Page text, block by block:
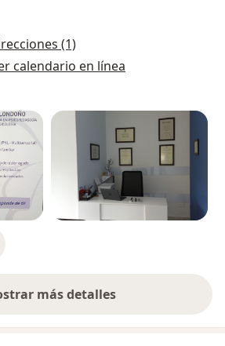
(1)
calendario en línea
más detalles
sobre la experiencia